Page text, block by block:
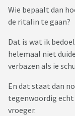
Wie bepaalt dan
de ritalin te gaan?
Dat is wat ik
helemaal niet
verbazen als ie
En dat staat dan
tegenwoordig echt
vroeger.